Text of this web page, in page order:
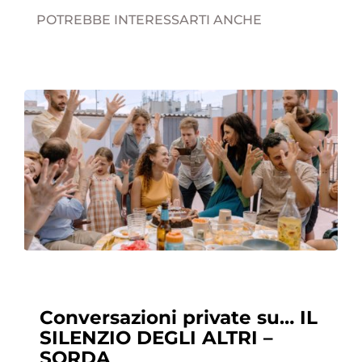
POTREBBE INTERESSARTI ANCHE
Conversazioni private su… IL
SILENZIO DEGLI ALTRI –